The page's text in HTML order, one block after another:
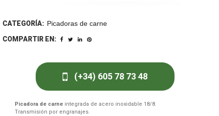
CATEGORÍA: Picadoras de carne
COMPARTIR EN:
(+34) 605 78 73 48
Picadora de carne integrada de acero inoxidable 18/8.
Transmisión por engranajes.